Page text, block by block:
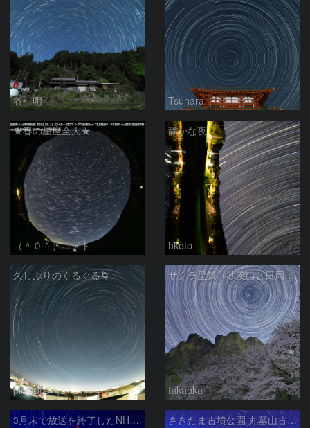
谷 明 Tsuhara
★春の星座全天★
（＾０＾）コメト
静かな夜
hkoto
久しぶりのぐるぐる🌀
pleiades
サクラ星景（妙義山と日周運動）
takaoka
3月末で放送を終了したNHKラジオ第2放送の送信アンテナと星空 さきたま古墳公園 丸墓山古墳の夜桜と北天の日周運動 埼玉県行田市